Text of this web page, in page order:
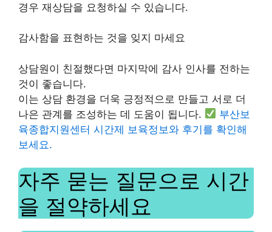
경우 재상담을 요청하실 수 있습니다.
감사함을 표현하는 것을 잊지 마세요
상담원이 친절했다면 마지막에 감사 인사를 전하는
것이 좋습니다.
이는 상담 환경을 더욱 긍정적으로 만들고 서로 더
나은 관계를 조성하는 데 도움이 됩니다.
부산보
육종합지원센터 시간제 보육정보와 후기를 확인해
보세요.
자주 묻는 질문으로 시간
을 절약하세요